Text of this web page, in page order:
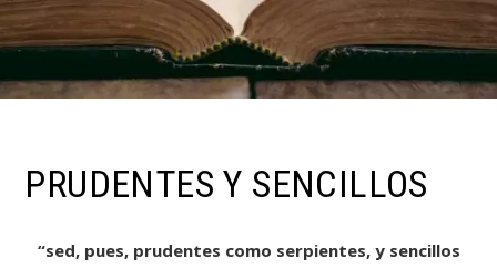
PRUDENTES Y SENCILLOS
“sed, pues, prudentes como serpientes, y sencillos